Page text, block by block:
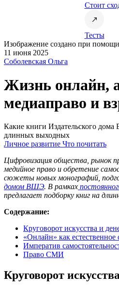
Стоит
Тесты
Изображение создано при
11 июня 2025
Соболевская Ольга
Жизнь онлайн,
медиаправо и
Какие книги Издательского
длинных выходных
Личное развитие Что почитать
Цифровизация общества, рынок
медийное право и обретение
сюжеты новых монографий,
домом ВШЭ. В рамках
предлагает подборку книг на
Содержание:
Круговорот искусства и
«Онлайн» как естественное
Императив
Право СМИ
Круговорот